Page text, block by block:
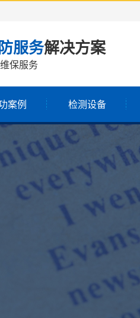
服务解决方案
保服务
案例 检测设备